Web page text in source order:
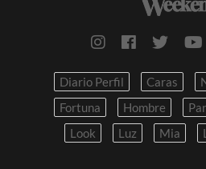
Diario Perfil Caras
Fortuna
Hombre
Look
Luz Mia